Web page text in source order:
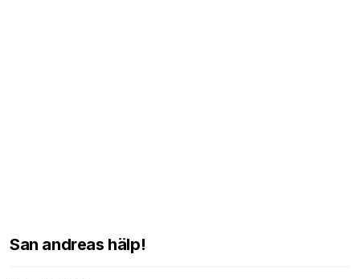
San andreas hälp!